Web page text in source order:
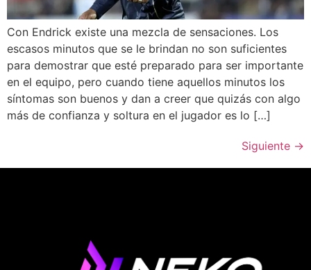
Con Endrick existe una mezcla de sensaciones. Los
escasos minutos que se le brindan no son suficientes
para demostrar que esté preparado para ser importante
en el equipo, pero cuando tiene aquellos minutos los
síntomas son buenos y dan a creer que quizás con algo
más de confianza y soltura en el jugador es lo […]
Siguiente →